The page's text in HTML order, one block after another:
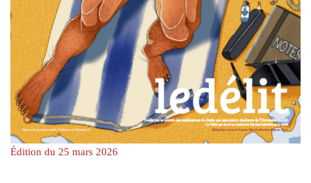
Édition du 25 mars 2026